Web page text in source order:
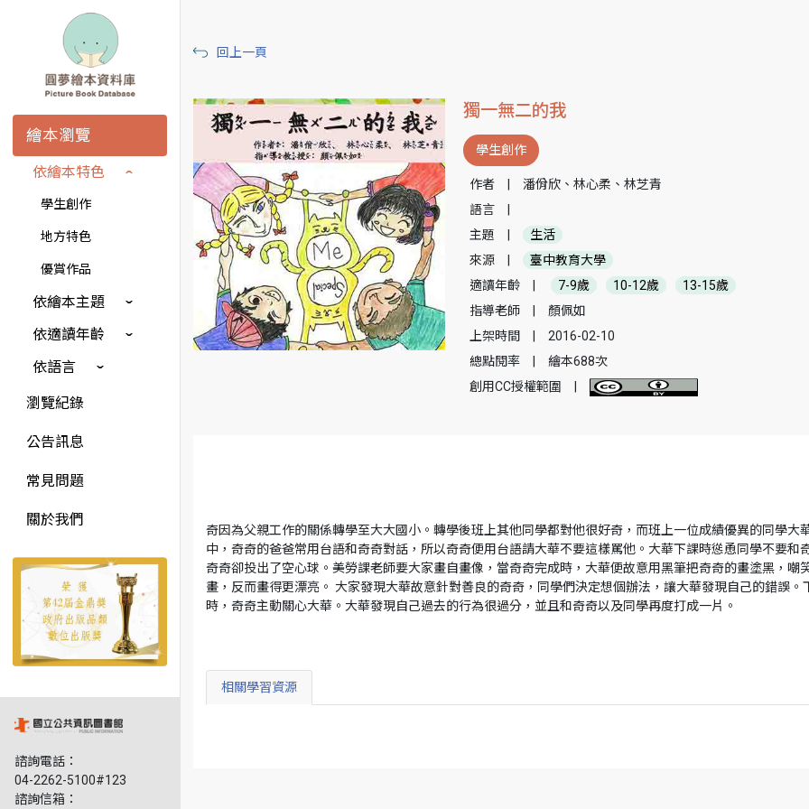
繪本瀏覽
依繪本特色
學生創作
地方特色
優賞作品
依繪本主題
依適讀年齡
依語言
瀏覽紀錄
公告訊息
常見問題
關於我們
諮詢電話：
04-2262-5100#123
諮詢信箱：
回上一頁
獨一無二的我
學生創作
作者
潘佾欣、林心柔、林芝青
語言
主題
生活
來源
臺中教育大學
適讀年齡
7-9歲 10-12歲
13-15歲
指導老師
顏佩如
上架時間
2016-02-10
總點閱率
繪本688次
創用CC授權範圍
奇因為父親工作的關係轉學至大大國小。轉學後班上其他同學都對他很好奇，而班上一位成績優異的同學
中，奇奇的爸爸常用台語和奇奇對話，所以奇奇便用台語請大華不要這樣罵他。大華下課時慫恿同學不要
奇奇卻投出了空心球。美勞課老師要大家畫自畫像，當奇奇完成時，大華便故意用黑筆把奇奇的畫塗黑，
畫，反而畫得更漂亮。 大家發現大華故意針對善良的奇奇，同學們決定想個辦法，讓大華發現自己的錯誤
時，奇奇主動關心大華。大華發現自己過去的行為很過分，並且和奇奇以及同學再度打成一片。
相關學習資源